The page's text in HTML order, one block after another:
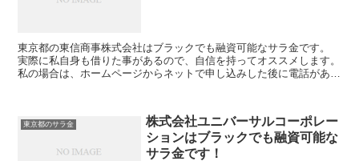
東京都の東信商事株式会社はブラックでも融資可能なサラ金です。
実際に私自身も借りた事があるので、自信を持ってオススメします。
私の場合は、ホームページからネットで申し込みした後に電話があ
東京都のサラ金
株式会社ユニバーサルコーポレー
ションはブラックでも融資可能な
サラ金です！